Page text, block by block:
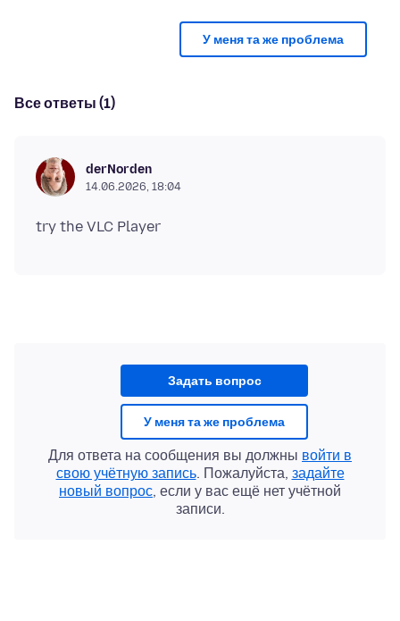
У меня та же проблема
Все ответы (1)
derNorden
14.06.2026, 18:04
Задать вопрос
У меня та же проблема
Для ответа на сообщения вы должны войти в
свою учётную запись. Пожалуйста, задайте
новый вопрос, если у вас ещё нет учётной
записи.